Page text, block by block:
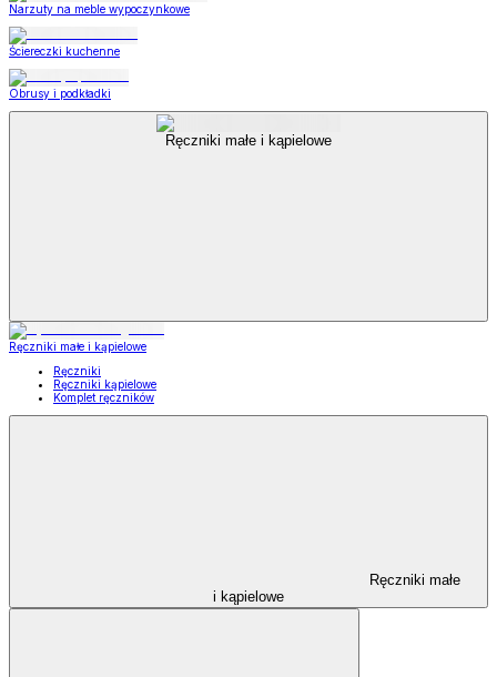
Narzuty na meble wypoczynkowe
Ściereczki kuchenne
Obrusy i podkładki
Ręczniki małe i kąpielowe
Ręczniki małe i kąpielowe
Ręczniki
Ręczniki kąpielowe
Komplet ręczników
Ręczniki małe
i kąpielowe